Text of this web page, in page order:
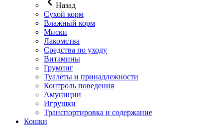
Назад
Сухой корм
Влажный корм
Миски
Лакомства
Средства по уходу
Витамины
Груминг
Туалеты и принадлежности
Контроль поведения
Амуниции
Игрушки
Транспортировка и содержание
Кошки